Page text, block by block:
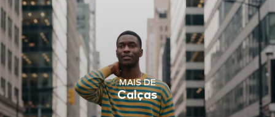
MAIS DE
Calças